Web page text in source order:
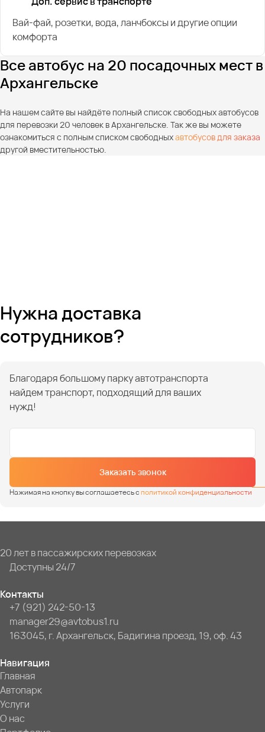
Вай-фай, розетки, вода, ланчбоксы и другие опции
комфорта
Все автобус на 20 посадочных мест в
Архангельске
На нашем сайте вы найдёте полный список свободных автобусов
для перевозки 20 человек в Архангельске. Так же вы можете
ознакомиться с полным списком свободныхавтобусов для заказа
другой вместительностью.
Нужна доставка
сотрудников?
Благодаря большому парку автотранспорта
найдем транспорт, подходящий для ваших
нужд!
Заказать звонок
Нажимая на кнопку вы соглашаетесь сполитикой конфиденциальности
20 лет в пассажирских перевозках
Доступны 24/7
Контакты
+7 (921) 242-50-13
manager29@avtobus1.ru
163045, г. Архангельск, Бадигина проезд, 19, оф. 43
Навигация
Главная
Автопарк
Услуги
О нас